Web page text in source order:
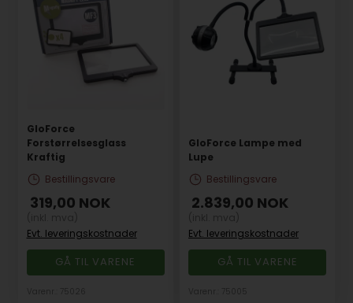
GloForce
Forstørrelsesglass
Kraftig
Bestillingsvare
319,00 NOK
Evt. leveringskostnader
GÅ TIL VARENE
GloForce Lampe med
Lupe
Bestillingsvare
2.839,00 NOK
Evt. leveringskostnader
GÅ TIL VARENE